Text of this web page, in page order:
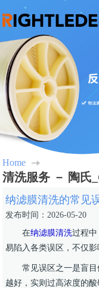
Home
清洗服务 － 陶氏
纳滤膜清洗的常见
发布时间：2026-05-20
在纳滤膜清洗过程中
易陷入各类误区，不仅影
常见误区之一是盲目
越好，实则过高浓度的